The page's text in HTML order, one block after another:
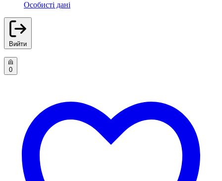
Особисті дані
Вийти
0